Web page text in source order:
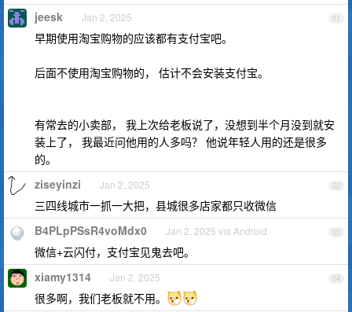
51
jeesk Jan 2, 2025
早期使用淘宝购物的应该都有支付宝吧。
后面不使用淘宝购物的， 估计不会安装支付宝。
有常去的小卖部， 我上次给老板说了，没想到半个月没到就安
装上了， 我最近问他用的人多吗？ 他说年轻人用的还是很多
的。
52
ziseyinzi Jan 2, 2025
三四线城市一抓一大把，县城很多店家都只收微信
53
B4PLpPSsR4voMdx0 Jan 2, 2025 via Android
微信+云闪付，支付宝见鬼去吧。
54
xiamy1314 Jan 2, 2025
很多啊，我们老板就不用。